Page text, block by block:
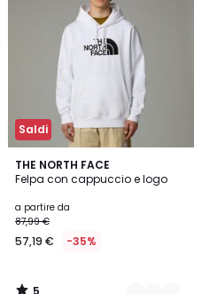
Saldi
THE NORTH FACE
Felpa con cappuccio e logo
a partire da
87,99 €
57,19 € -35%
5
/
3
Colori
5